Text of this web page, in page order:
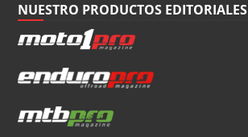
NUESTRO PRODUCTOS EDITORIALES